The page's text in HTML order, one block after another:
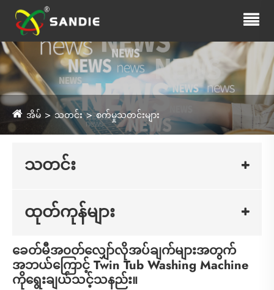
အိမ် သတင်း စက်မှုသတင်းများ
သတင်း
ထုတ်ကုန်များ
ခေတ်မီအ၀တ်လျှော်လိုအပ်ချက်များအတွက်
အဘယ်ကြောင့် Twin Tub Washing Machine
ကိုရွေးချယ်သင့်သနည်း။